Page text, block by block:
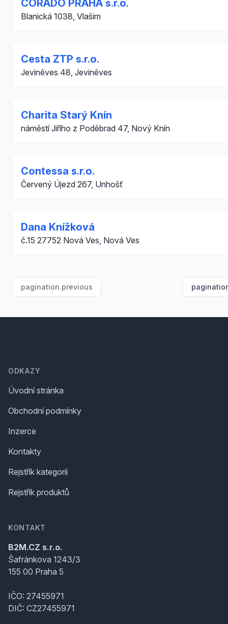
CORADO PRAHA s.r.o.
Blanická 1038, Vlašim
Cesta ZTP s.r.o.
Jeviněves 48, Jeviněves
Charita Starý Knín
náměstí Jiřího z Poděbrad 47, Nový Knín
Contessa s.r.o.
Červený Újezd 267, Unhošť
Dana Knížková
č.15 27752 Nová Ves, Nová Ves
pagination.previous
ODKAZY
Úvodní stránka
Obchodní podmínky
Inzerce
Kontakty
Rejstřík kategorií
Rejstřík produktů
KONTAKT
B2M.CZ s.r.o.
Šafránkova 1243/3
155 00 Praha 5
IČO: 27455971
DIČ: CZ27455971